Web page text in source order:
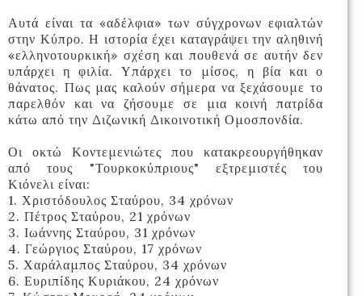
Αυτά είναι τα «αδέλφια» των σύγχρονων εφιαλτών
στην Κύπρο. Η ιστορία έχει καταγράψει την αληθινή
«ελληνοτουρκική» σχέση και πουθενά σε αυτήν δεν
υπάρχει η φιλία. Υπάρχει το μίσος, η βία και ο
θάνατος. Πως μας καλούν σήμερα να ξεχάσουμε το
παρελθόν και να ζήσουμε σε μια κοινή πατρίδα
κάτω από την Διζωνική Δικοινοτική Ομοσπονδία.
Οι οκτώ Κοντεμενιώτες που κατακρεουργήθηκαν
από τους "Τουρκοκύπριους" εξτρεμιστές του
Κιόνελι είναι:
1. Χριστόδουλος Σταύρου, 34 χρόνων
2. Πέτρος Σταύρου, 21 χρόνων
3. Ιωάννης Σταύρου, 31 χρόνων
4. Γεώργιος Σταύρου, 17 χρόνων
5. Χαράλαμπος Σταύρου, 34 χρόνων
6. Ευριπίδης Κυριάκου, 24 χρόνων